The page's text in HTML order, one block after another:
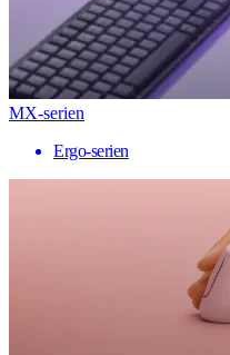
MX-serien
Ergo-serien